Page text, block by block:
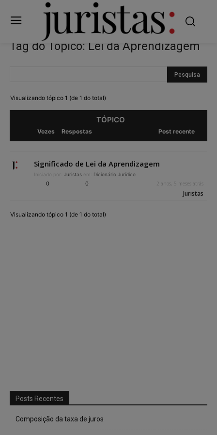
Tag do Tópico: Lei da Aprendizagem
Visualizando tópico 1 (de 1 do total)
TÓPICO
Vozes Respostas Post recente
Significado de Lei da Aprendizagem
Iniciado por: Juristas em: Dicionário Jurídico
0 0 2 anos, 5 meses atrás
Juristas
Visualizando tópico 1 (de 1 do total)
Posts Recentes
Composição da taxa de juros